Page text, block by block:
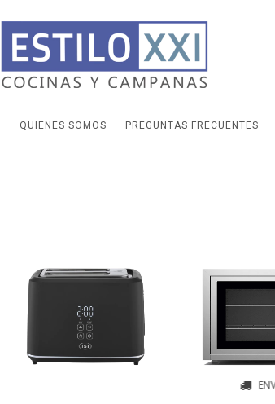
QUIENES SOMOS PREGUNTAS FRECUENTES